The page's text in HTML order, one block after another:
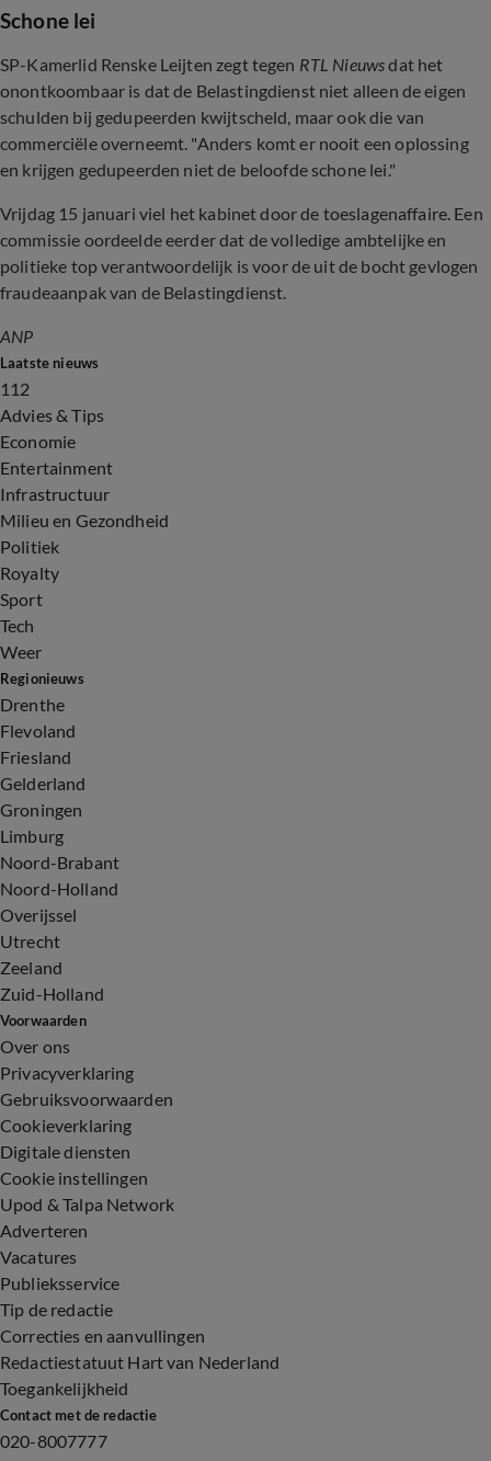
Schone lei
SP-Kamerlid Renske Leijten zegt tegen RTL Nieuwsdat het
onontkoombaar is dat de Belastingdienst niet alleen de eigen
schulden bij gedupeerden kwijtscheld, maar ook die van
commerciële overneemt. "Anders komt er nooit een oplossing
en krijgen gedupeerden niet de beloofde schone lei."
Vrijdag 15 januari viel het kabinet door de toeslagenaffaire. Een
commissie oordeelde eerder dat de volledige ambtelijke en
politieke top verantwoordelijk is voor de uit de bocht gevlogen
fraudeaanpak van de Belastingdienst.
ANP
Laatste nieuws
112
Advies & Tips
Economie
Entertainment
Infrastructuur
Milieu en Gezondheid
Politiek
Royalty
Sport
Tech
Weer
Regionieuws
Drenthe
Flevoland
Friesland
Gelderland
Groningen
Limburg
Noord-Brabant
Noord-Holland
Overijssel
Utrecht
Zeeland
Zuid-Holland
Voorwaarden
Over ons
Privacyverklaring
Gebruiksvoorwaarden
Cookieverklaring
Digitale diensten
Cookie instellingen
Upod & Talpa Network
Adverteren
Vacatures
Publieksservice
Tip de redactie
Correcties en aanvullingen
Redactiestatuut Hart van Nederland
Toegankelijkheid
Contact met de redactie
020-8007777